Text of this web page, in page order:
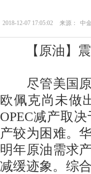
2018-12-07 17:05:02 来源： 中
【原油】震
尽管美国原
欧佩克尚未做
OPEC减产取
产较为困难。
明年原油需求
减缓迹象。综